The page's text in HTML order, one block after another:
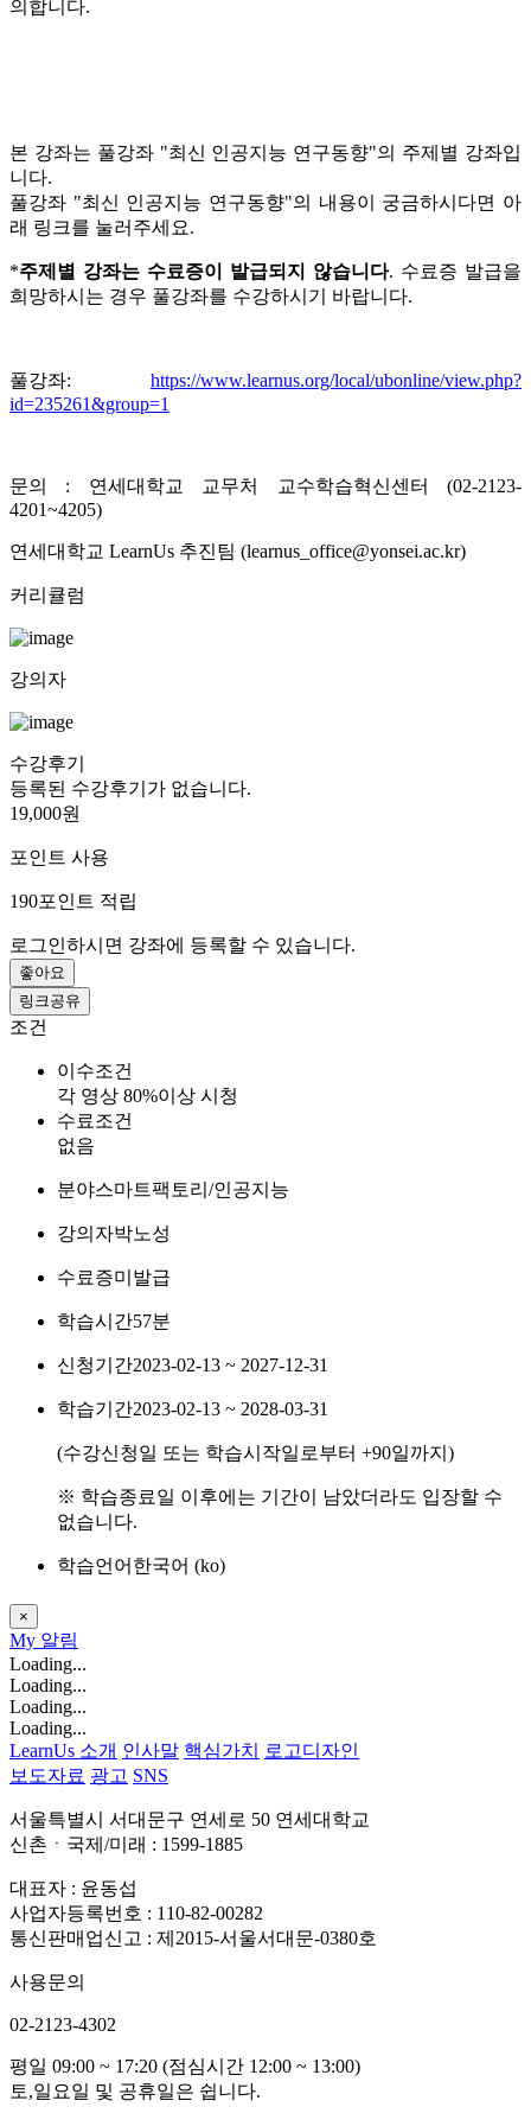
의합니다.
본 강좌는 풀강좌 "최신 인공지능 연구동향"의 주제별 강좌입
니다.
풀강좌 "최신 인공지능 연구동향"의 내용이 궁금하시다면 아
래 링크를 눌러주세요.
*주제별 강좌는 수료증이 발급되지 않습니다. 수료증 발급을
희망하시는 경우 풀강좌를 수강하시기 바랍니다.
풀강좌: https://www.learnus.org/local/ubonline/view.php?
id=235261&group=1
문의 : 연세대학교 교무처 교수학습혁신센터 (02-2123-
4201~4205)
연세대학교 LearnUs 추진팀 (learnus_office@yonsei.ac.kr)
커리큘럼
강의자
수강후기
등록된 수강후기가 없습니다.
19,000원
포인트 사용
190포인트 적립
로그인하시면 강좌에 등록할 수 있습니다.
좋아요
링크공유
조건
이수조건
각 영상 80%이상 시청
수료조건
없음
분야스마트팩토리/인공지능
강의자박노성
수료증미발급
학습시간57분
신청기간2023-02-13 ~ 2027-12-31
학습기간2023-02-13 ~ 2028-03-31
(수강신청일 또는 학습시작일로부터 +90일까지)
※ 학습종료일 이후에는 기간이 남았더라도 입장할 수
없습니다.
학습언어 한국어 ‎(ko)‎
×
My 알림
Loading...
Loading...
Loading...
Loading...
LearnUs 소개 인사말 핵심가치
로고디자인
보도자료 광고 SNS
서울특별시 서대문구 연세로 50 연세대학교
신촌ㆍ국제/미래 : 1599-1885
대표자 : 윤동섭
사업자등록번호 : 110-82-00282
통신판매업신고 : 제2015-서울서대문-0380호
사용문의
02-2123-4302
평일 09:00 ~ 17:20 (점심시간 12:00 ~ 13:00)
토,일요일 및 공휴일은 쉽니다.